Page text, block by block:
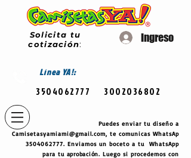
Solicita tu
cotización:
Ingreso
LíneaYA!:
3504062777 3002036802
Puedes enviar tu diseño a
Camisetasyamiami@gmail.com, te comunicas WhatsAp
3504062777. Enviamos un boceto a tu WhatsApp
para tu aprobación. Luego si procedemos con